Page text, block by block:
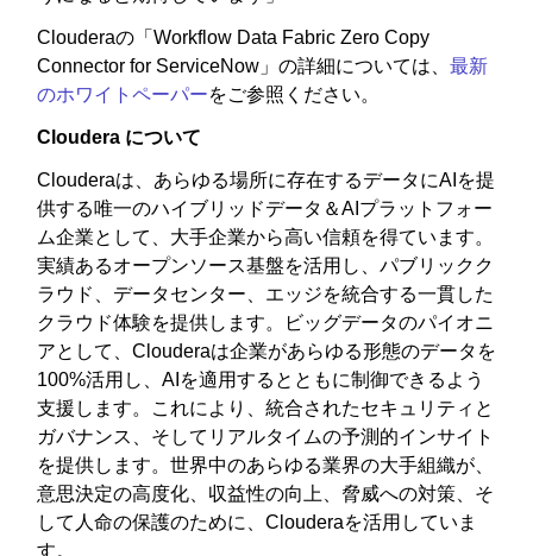
Clouderaの「Workflow Data Fabric Zero Copy
Connector for ServiceNow」の詳細については、 最新
のホワイトペーパーをご参照ください。
Cloudera について
Clouderaは、あらゆる場所に存在するデータにAIを提
供する唯一のハイブリッドデータ＆AIプラットフォー
ム企業として、大手企業から高い信頼を得ています。
実績あるオープンソース基盤を活用し、パブリックク
ラウド、データセンター、エッジを統合する一貫した
クラウド体験を提供します。ビッグデータのパイオニ
アとして、Clouderaは企業があらゆる形態のデータを
100%活用し、AIを適用するとともに制御できるよう
支援します。これにより、統合されたセキュリティと
ガバナンス、そしてリアルタイムの予測的インサイト
を提供します。世界中のあらゆる業界の大手組織が、
意思決定の高度化、収益性の向上、脅威への対策、そ
して人命の保護のために、Clouderaを活用していま
す。